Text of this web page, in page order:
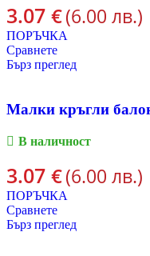
3.07 €(6.00 лв.)
ПОРЪЧКА
Сравнете
Бърз преглед
Малки кръгли
В наличност
3.07 €(6.00 лв.)
ПОРЪЧКА
Сравнете
Бърз преглед